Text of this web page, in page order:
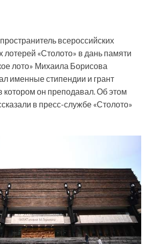
всероссийских
лотерей «Столото» в дань памяти
лото» Михаила Борисова
именные стипендии и грант
котором он преподавал. Об этом
в пресс-службе «Столото»